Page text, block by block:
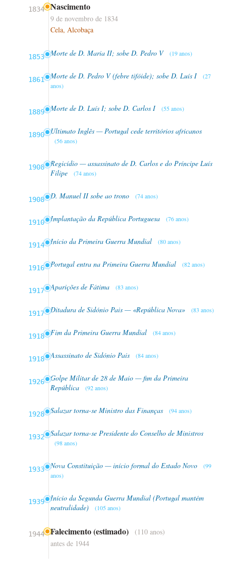
1834 Nascimento
9 de novembro de 1834
Cela, Alcobaça
1853 Morte de D. Maria II; sobe D. Pedro V (19 anos)
1861 Morte de D. Pedro V (febre tifóide); sobe D. Luís I
(27
anos)
1889 Morte de D. Luís I; sobe D. Carlos I (55 anos)
1890 Ultimato Inglês — Portugal cede territórios africanos
(56 anos)
1908
Regicídio — assassinato de D. Carlos e do Príncipe Luís
Filipe
(74 anos)
1908 D. Manuel II sobe ao trono (74 anos)
1910 Implantação da República Portuguesa (76 anos)
1914 Início da Primeira Guerra Mundial (80 anos)
1916 Portugal entra na Primeira Guerra Mundial (82 anos)
1917 Aparições de Fátima (83 anos)
1917 Ditadura de Sidónio Pais — «República Nova» (83 anos)
1918 Fim da Primeira Guerra Mundial (84 anos)
1918 Assassinato de Sidónio Pais (84 anos)
1926
Golpe Militar de 28 de Maio — fim da Primeira
República
(92 anos)
1928 Salazar torna-se Ministro das Finanças (94 anos)
1932 Salazar torna-se Presidente do Conselho de Ministros
(98 anos)
1933 Nova Constituição — início formal do Estado Novo
(99
anos)
1939
Início da Segunda Guerra Mundial (Portugal mantém
neutralidade)
(105 anos)
1944 Falecimento (estimado)
(110 anos)
antes de 1944